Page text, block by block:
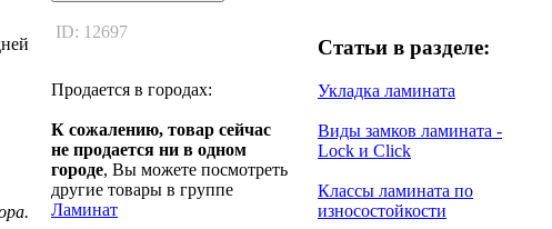
ID: 12697
Продается в городах:
К сожалению, товар сейчас
не продается ни в одном
городе, Вы можете посмотреть
другие товары в группе
Ламинат
Статьи в разделе:
Укладка ламината
Виды замков ламината -
Lock и Click
Классы ламината по
износостойкости